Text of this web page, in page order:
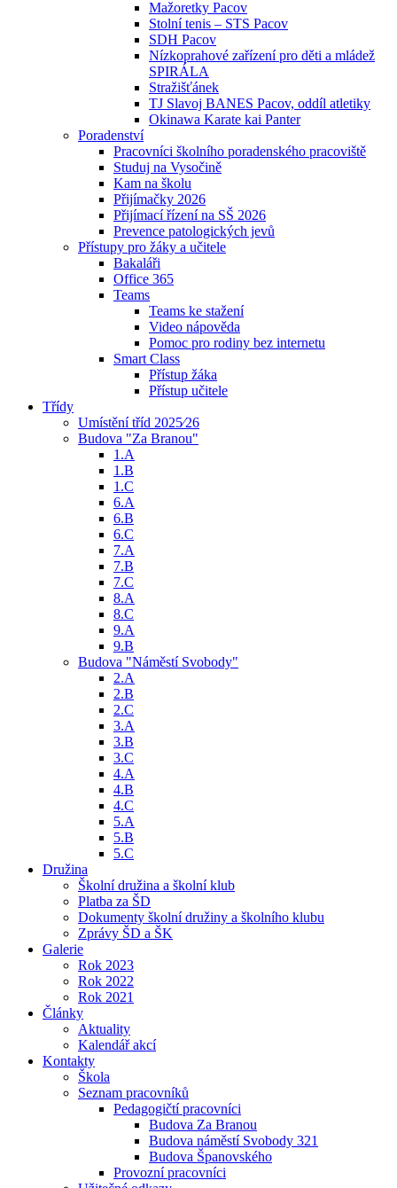
Mažoretky Pacov
Stolní tenis – STS Pacov
SDH Pacov
Nízkoprahové zařízení pro děti a mládež
SPIRÁLA
Stražišťánek
TJ Slavoj BANES Pacov, oddíl atletiky
Okinawa Karate kai Panter
Poradenství
Pracovníci školního poradenského pracoviště
Studuj na Vysočině
Kam na školu
Přijímačky 2026
Přijímací řízení na SŠ 2026
Prevence patologických jevů
Přístupy pro žáky a učitele
Bakaláři
Office 365
Teams
Teams ke stažení
Video nápověda
Pomoc pro rodiny bez internetu
Smart Class
Přístup žáka
Přístup učitele
Třídy
Umístění tříd 2025⁄26
Budova "Za Branou"
1.A
1.B
1.C
6.A
6.B
6.C
7.A
7.B
7.C
8.A
8.C
9.A
9.B
Budova "Náměstí Svobody"
2.A
2.B
2.C
3.A
3.B
3.C
4.A
4.B
4.C
5.A
5.B
5.C
Družina
Školní družina a školní klub
Platba za ŠD
Dokumenty školní družiny a školního klubu
Zprávy ŠD a ŠK
Galerie
Rok 2023
Rok 2022
Rok 2021
Články
Aktuality
Kalendář akcí
Kontakty
Škola
Seznam pracovníků
Pedagogičtí pracovníci
Budova Za Branou
Budova náměstí Svobody 321
Budova Španovského
Provozní pracovníci